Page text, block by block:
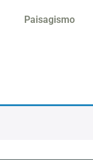
Paisagismo